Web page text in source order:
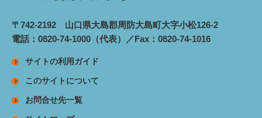
〒742-2192 山口県大島郡周防大島町大字小松126-2
電話：0820-74-1000（代表）／Fax：0820-74-1016
サイトの利用ガイド
このサイトについて
お問合せ先一覧